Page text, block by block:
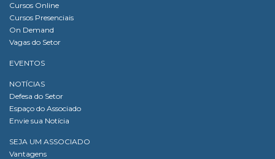
Cursos Online
Cursos Presenciais
On Demand
Vagas do Setor
EVENTOS
NOTÍCIAS
Defesa do Setor
Espaço do Associado
Envie sua Notícia
SEJA UM ASSOCIADO
Vantagens